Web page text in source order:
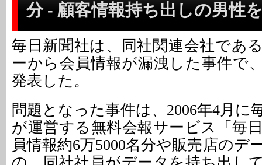
分 - 顧客情報持ち出しの男性
毎日新聞社は、同社関連会社であ
ーから会員情報が漏洩した事件で
発表した。
問題となった事件は、2006年4月に
が運営する無料会報サービス「毎
員情報約6万5000名分や販売店のデ